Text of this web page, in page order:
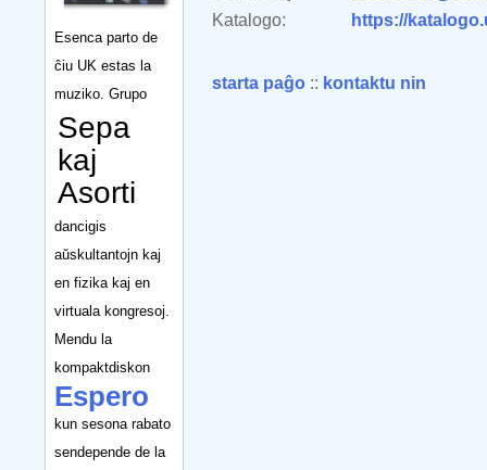
Esenca parto de
ĉiu UK estas la
muziko. Grupo
Sepa
kaj
Asorti
dancigis
aŭskultantojn kaj
en fizika kaj en
virtuala kongresoj.
Mendu la
kompaktdiskon
Espero
kun sesona rabato
sendepende de la
Katalogo:
https://
starta paĝo :: kontaktu nin